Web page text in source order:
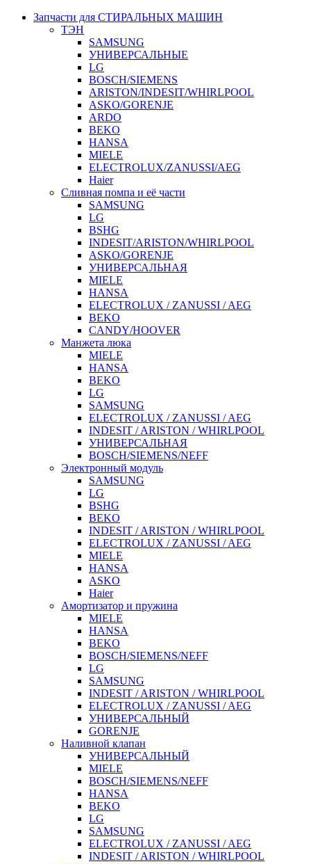
Запчасти для СТИРАЛЬНЫХ МАШИН
ТЭН
SAMSUNG
УНИВЕРСАЛЬНЫЕ
LG
BOSCH/SIEMENS
ARISTON/INDESIT/WHIRLPOOL
ASKO/GORENJE
ARDO
BEKO
HANSA
MIELE
ELECTROLUX/ZANUSSI/AEG
Haier
Сливная помпа и её части
SAMSUNG
LG
BSHG
INDESIT/ARISTON/WHIRLPOOL
ASKO/GORENJE
УНИВЕРСАЛЬНАЯ
MIELE
HANSA
ELECTROLUX / ZANUSSI / AEG
BEKO
CANDY/HOOVER
Манжета люка
MIELE
HANSA
BEKO
LG
SAMSUNG
ELECTROLUX / ZANUSSI / AEG
INDESIT / ARISTON / WHIRLPOOL
УНИВЕРСАЛЬНАЯ
BOSCH/SIEMENS/NEFF
Электронный модуль
SAMSUNG
LG
BSHG
BEKO
INDESIT / ARISTON / WHIRLPOOL
ELECTROLUX / ZANUSSI / AEG
MIELE
HANSA
ASKO
Haier
Амортизатор и пружина
MIELE
HANSA
BEKO
BOSCH/SIEMENS/NEFF
LG
SAMSUNG
INDESIT / ARISTON / WHIRLPOOL
ELECTROLUX / ZANUSSI / AEG
УНИВЕРСАЛЬНЫЙ
GORENJE
Наливной клапан
УНИВЕРСАЛЬНЫЙ
MIELE
BOSCH/SIEMENS/NEFF
HANSA
BEKO
LG
SAMSUNG
ELECTROLUX / ZANUSSI / AEG
INDESIT / ARISTON / WHIRLPOOL